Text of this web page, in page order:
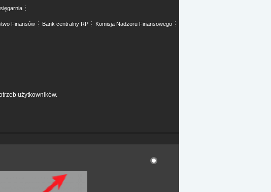
Finansów Bank centralny RP Komisja Nadzoru Finansowego
użytkowników.